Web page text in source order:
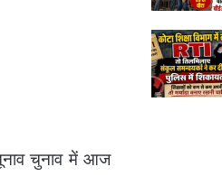
चुनाव में आज